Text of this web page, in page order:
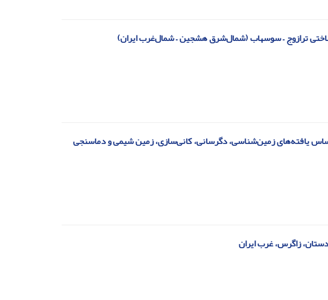
ترازوج – سوسهاب (شمال‌شرق هشجین – شمال‌غرب ایران)
یافته‌های زمین‌شناسی، دگرسانی، کانی‌سازی، زمین شیمی و دماسنجی
زاگرس، غرب ایران